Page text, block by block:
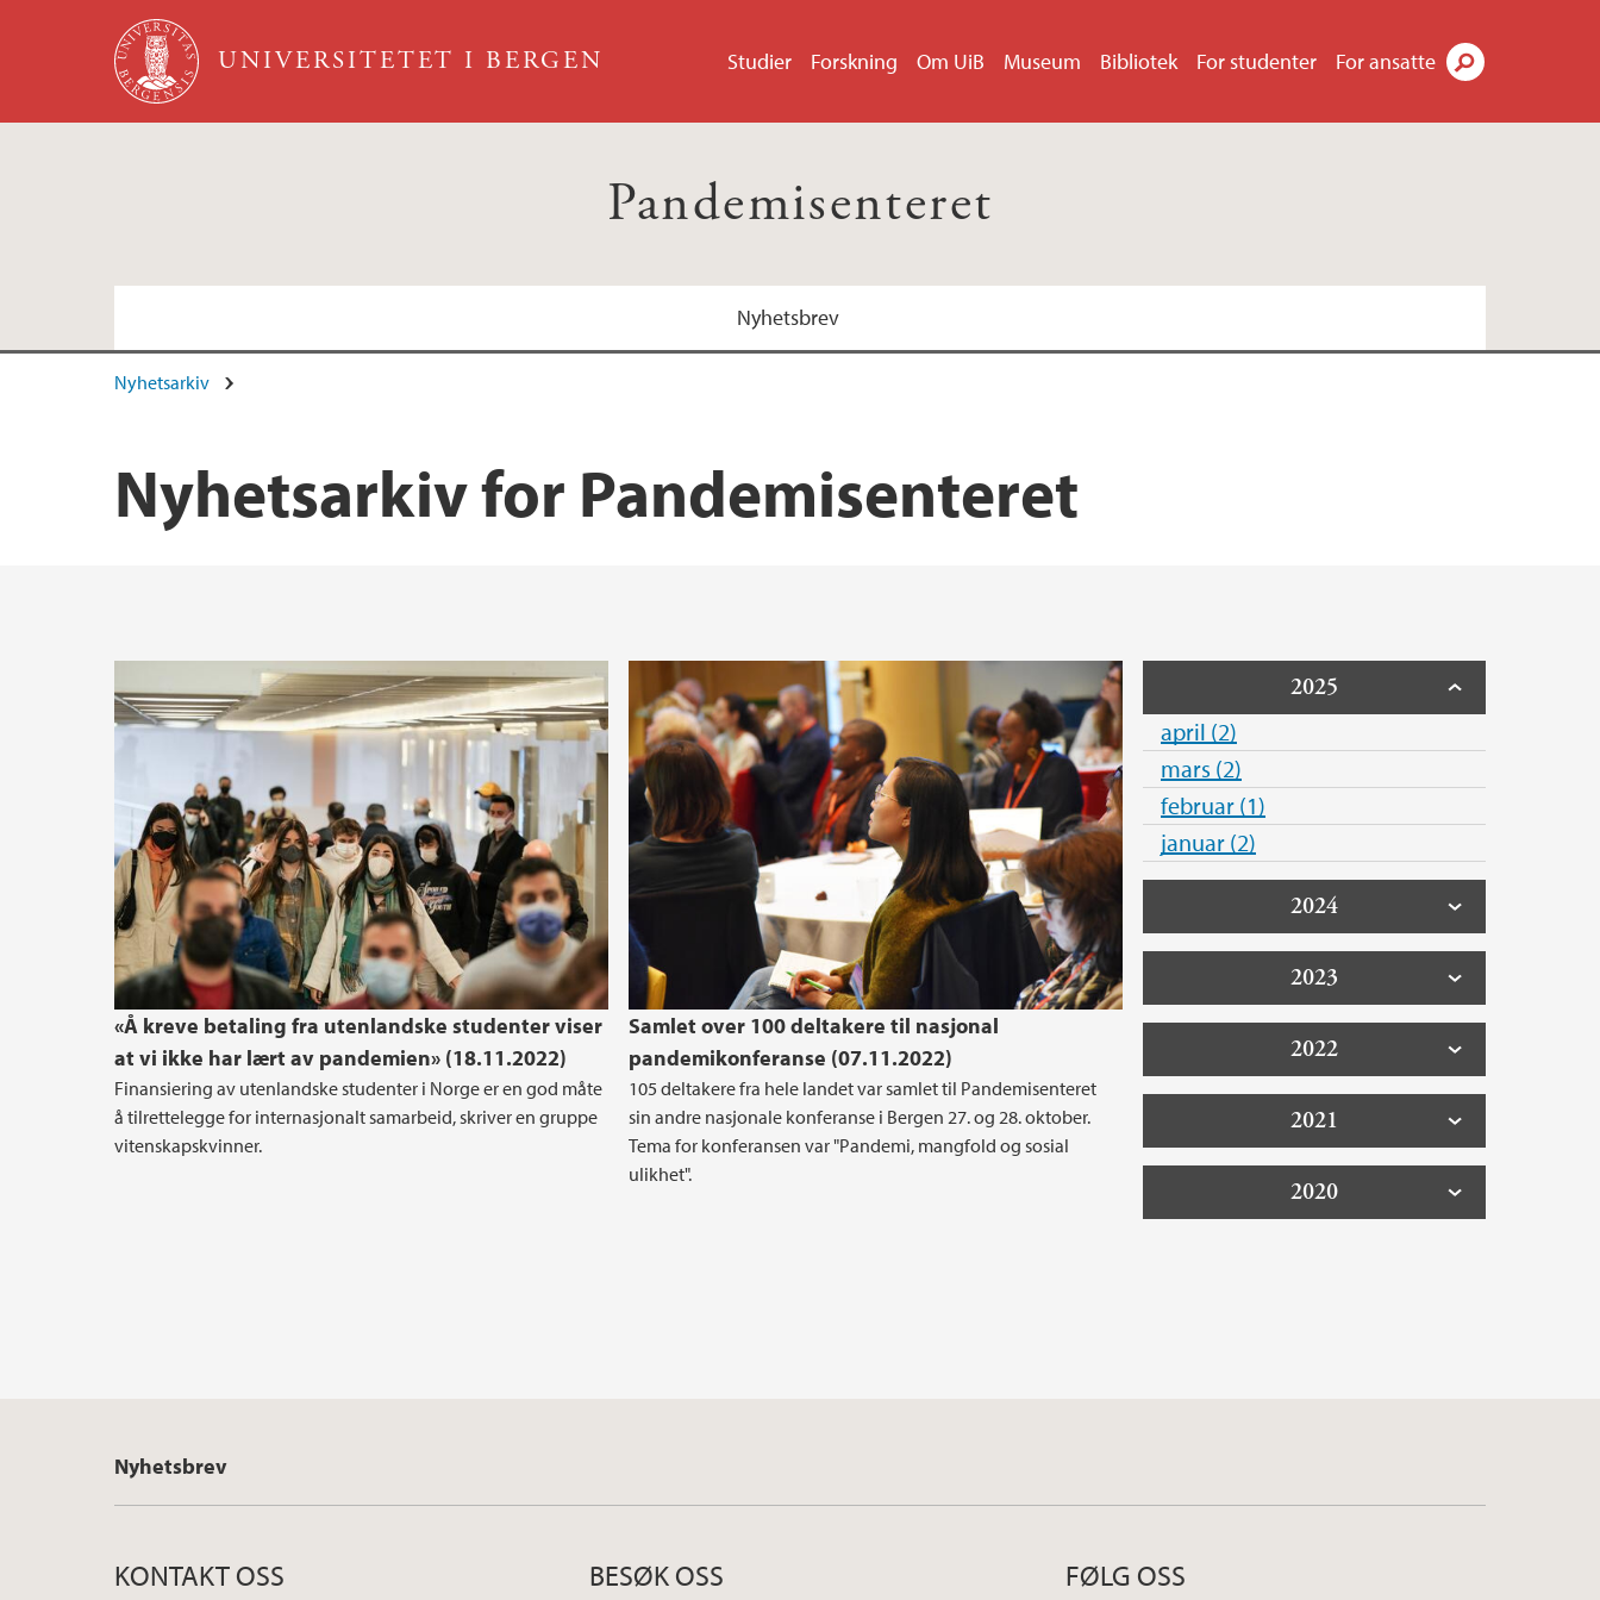
Hopp til hovedinnhold
UNIVERSITETET I BERGEN Studier Forskning Om UiB Museum Bibliotek For studenter For ansatte
Pandemisenteret
Nyhetsbrev
Nyhetsarkiv
Nyhetsarkiv for Pandemisenteret
«Å kreve betaling fra utenlandske studenter viser
at vi ikke har lært av pandemien» (18.11.2022)
Finansiering av utenlandske studenter i Norge er en god måte
å tilrettelegge for internasjonalt samarbeid, skriver en gruppe
vitenskapskvinner.
Samlet over 100 deltakere til nasjonal
pandemikonferanse (07.11.2022)
105 deltakere fra hele landet var samlet til Pandemisenteret
sin andre nasjonale konferanse i Bergen 27. og 28. oktober.
Tema for konferansen var "Pandemi, mangfold og sosial
ulikhet".
2025
april (2)
mars (2)
februar (1)
januar (2)
2024
2023
2022
2021
2020
Nyhetsbrev
KONTAKT OSS BESØK OSS FØLG OSS